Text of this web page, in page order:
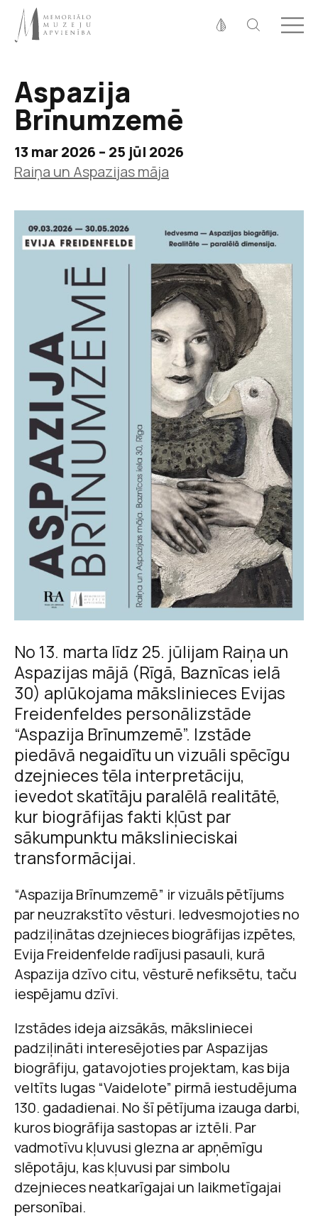
Aspazija
Brīnumzemē
13 mar 2026 – 25 jūl 2026
Raiņa un Aspazijas māja
No 13. marta līdz 25. jūlijam Raiņa un
Aspazijas mājā (Rīgā, Baznīcas ielā
30) aplūkojama mākslinieces Evijas
Freidenfeldes personālizstāde
“Aspazija Brīnumzemē”. Izstāde
piedāvā negaidītu un vizuāli spēcīgu
dzejnieces tēla interpretāciju,
ievedot skatītāju paralēlā realitātē,
kur biogrāfijas fakti kļūst par
sākumpunktu mākslinieciskai
transformācijai.
“Aspazija Brīnumzemē” ir vizuāls pētījums
par neuzrakstīto vēsturi. Iedvesmojoties no
padziļinātas dzejnieces biogrāfijas izpētes,
Evija Freidenfelde radījusi pasauli, kurā
Aspazija dzīvo citu, vēsturē nefiksētu, taču
iespējamu dzīvi.
Izstādes ideja aizsākās, māksliniecei
padziļināti interesējoties par Aspazijas
biogrāfiju, gatavojoties projektam, kas bija
veltīts lugas “Vaidelote” pirmā iestudējuma
130. gadadienai. No šī pētījuma izauga darbi,
kuros biogrāfija sastopas ar iztēli. Par
vadmotīvu kļuvusi glezna ar apņēmīgu
slēpotāju, kas kļuvusi par simbolu
dzejnieces neatkarīgajai un laikmetīgajai
personībai.